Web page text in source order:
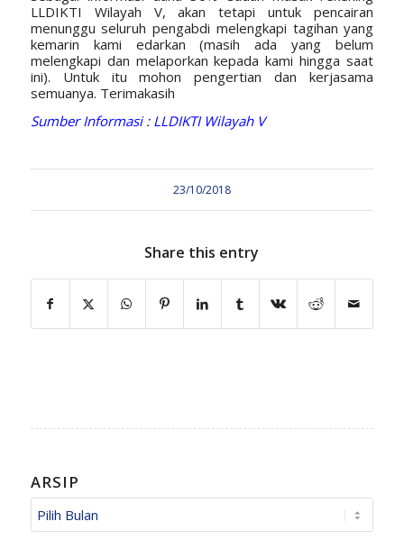
LLDIKTI Wilayah V, akan tetapi untuk pencairan
menunggu seluruh pengabdi melengkapi tagihan yang
kemarin kami edarkan (masih ada yang belum
melengkapi dan melaporkan kepada kami hingga saat
ini). Untuk itu mohon pengertian dan kerjasama
semuanya. Terimakasih
Sumber Informasi : LLDIKTI Wilayah V
23/10/2018
Share this entry
ARSIP